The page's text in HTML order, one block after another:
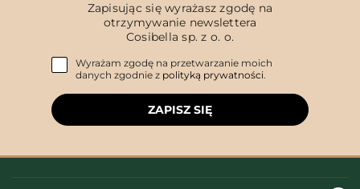
Zapisując się wyrażasz zgodę na
otrzymywanie newslettera
Cosibella sp. z o. o.
Wyrażam zgodę na przetwarzanie moich
danych zgodnie z polityką prywatności.
ZAPISZ SIĘ